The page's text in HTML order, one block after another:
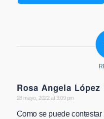
Rosa Angela López
says:
28 mayo, 2022 at 3:09 pm
Como se puede